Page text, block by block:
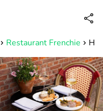
Bereikbaar tot 23:00 uur
Restaurant Frenchie